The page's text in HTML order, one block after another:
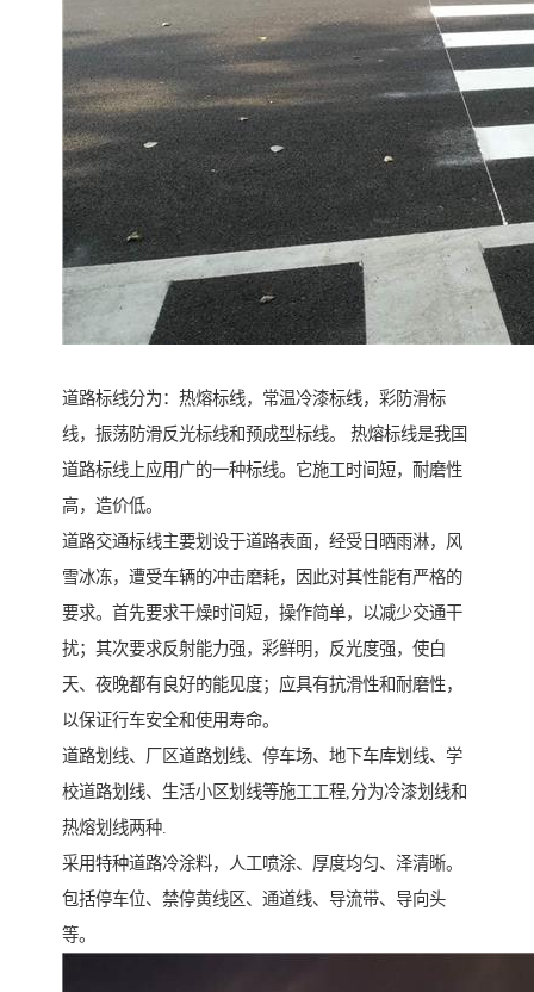
道路标线分为：热熔标线，常温冷漆标线，彩防滑标
线，振荡防滑反光标线和预成型标线。 热熔标线是我国
道路标线上应用广的一种标线。它施工时间短，耐磨性
高，造价低。
道路交通标线主要划设于道路表面，经受日晒雨淋，风
雪冰冻，遭受车辆的冲击磨耗，因此对其性能有严格的
要求。首先要求干燥时间短，操作简单，以减少交通干
扰；其次要求反射能力强，彩鲜明，反光度强，使白
天、夜晚都有良好的能见度；应具有抗滑性和耐磨性，
以保证行车安全和使用寿命。
道路划线、厂区道路划线、停车场、地下车库划线、学
校道路划线、生活小区划线等施工工程,分为冷漆划线和
热熔划线两种.
采用特种道路冷涂料，人工喷涂、厚度均匀、泽清晰。
包括停车位、禁停黄线区、通道线、导流带、导向头
等。